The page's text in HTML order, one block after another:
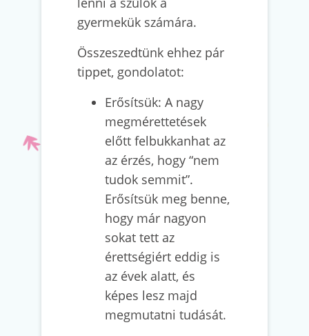
gyermekük számára.
Összeszedtünk ehhez pár
tippet, gondolatot:
Erősítsük: A nagy
megmérettetések
előtt felbukkanhat az
az érzés, hogy “nem
tudok semmit”.
Erősítsük meg benne,
hogy már nagyon
sokat tett az
érettségiért eddig is
az évek alatt, és
képes lesz majd
megmutatni tudását.